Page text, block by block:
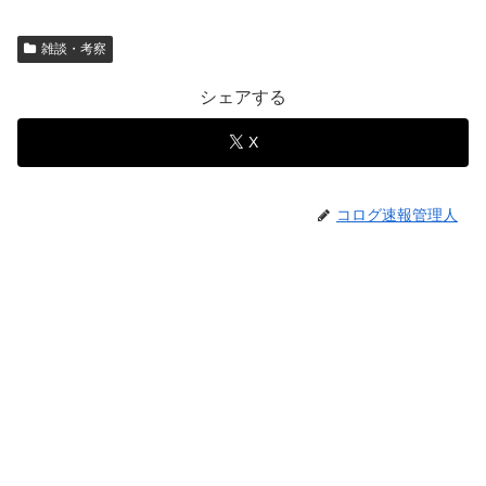
雑談・考察
シェアする
X
コログ速報管理人